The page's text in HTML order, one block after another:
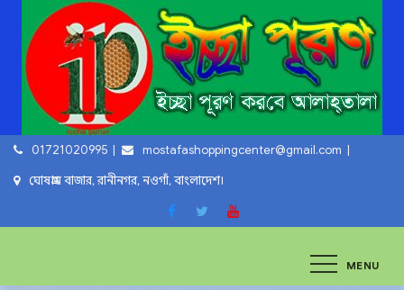
content
01721020995
mostafashoppingcenter@gmail.com
ঘোষগ্রাম বাজার, রানীনগর, নওগাঁ, বাংলাদেশ।
MENU